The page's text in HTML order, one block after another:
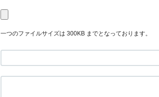
一つのファイルサイズは 300KB までとなっております。